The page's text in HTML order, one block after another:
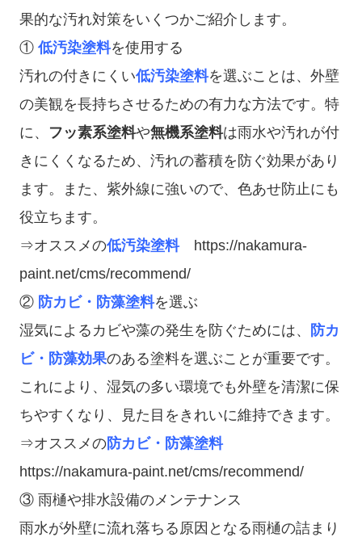
果的な汚れ対策をいくつかご紹介します。
① 低汚染塗料を使用する
汚れの付きにくい低汚染塗料を選ぶことは、外壁
の美観を長持ちさせるための有力な方法です。特
に、
フッ素系塗料や無機系塗料は雨水や汚れが付
きにくくなるため、汚れの蓄積を防ぐ効果があり
ます。また、紫外線に強いので、色あせ防止にも
役立ちます。
⇒オススメの低汚染塗料
https://nakamura-
paint.net/cms/recommend/
② 防カビ・防藻塗料を選ぶ
湿気によるカビや藻の発生を防ぐためには、
防カ
ビ・防藻効果のある塗料を選ぶことが重要です。
これにより、湿気の多い環境でも外壁を清潔に保
ちやすくなり、見た目をきれいに維持できます。
⇒オススメの防カビ・防藻塗料
https://nakamura-paint.net/cms/recommend/
③ 雨樋や排水設備のメンテナンス
雨水が外壁に流れ落ちる原因となる雨樋の詰まり